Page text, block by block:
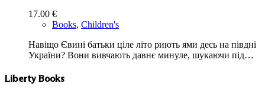
17.00 €
Books, Children's
Навіщо Євині батьки ціле літо риють ями десь на півдні
України? Вони вивчають давнє минуле, шукаючи під…
Liberty Books